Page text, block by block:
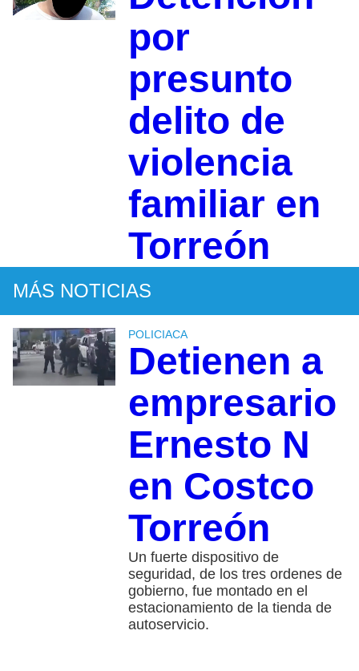
por
presunto
delito de
violencia
familiar en
Torreón
MÁS NOTICIAS
POLICIACA
Detienen a
empresario
Ernesto N
en Costco
Torreón
Un fuerte dispositivo de
seguridad, de los tres ordenes de
gobierno, fue montado en el
estacionamiento de la tienda de
autoservicio.